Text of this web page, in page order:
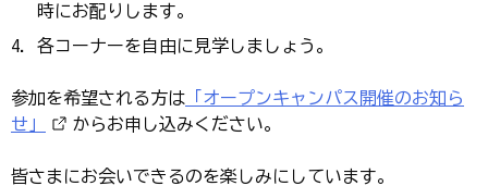
時にお配りします。
各コーナーを自由に見学しましょう。
参加を希望される方は 「オープンキャンパス開催のお知ら
せ」
からお申し込みください。
皆さまにお会いできるのを楽しみにしています。